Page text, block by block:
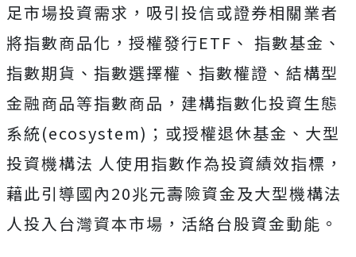
足市場投資需求，吸引投信或證券相關業者
將指數商品化，授權發行ETF、 指數基金、
指數期貨、指數選擇權、指數權證、結構型
金融商品等指數商品，建構指數化投資生態
系統(ecosystem)；或授權退休基金、大型
投資機構法 人使用指數作為投資績效指標，
藉此引導國內20兆元壽險資金及大型機構法
人投入台灣資本市場，活絡台股資金動能。